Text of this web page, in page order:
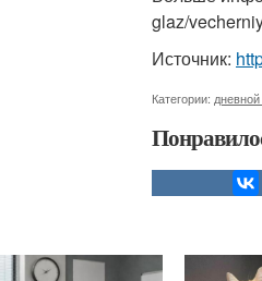
glaz/
Источник:
Категории: